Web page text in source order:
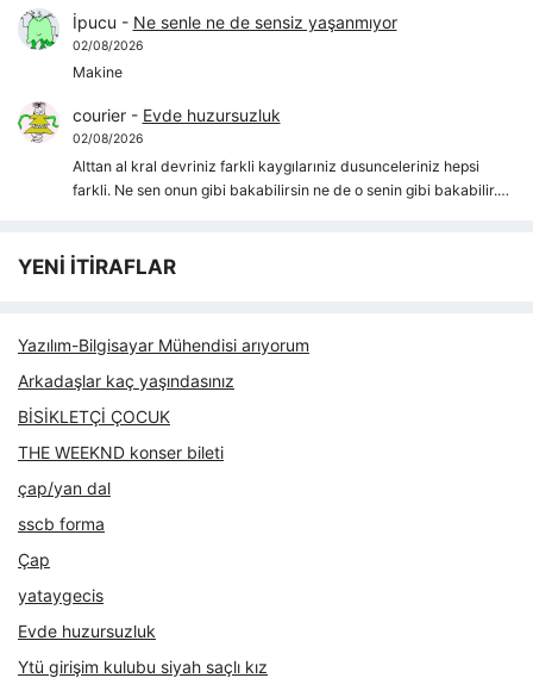
İpucu - Ne senle ne de sensiz yaşanmıyor
02/08/2026
Makine
courier- Evde huzursuzluk
02/08/2026
Alttan al kral devriniz farkli kaygılarıniz dusunceleriniz hepsi
farkli. Ne sen onun gibi bakabilirsin ne de o senin gibi bakabilir.…
YENİ İTİRAFLAR
Yazılım-Bilgisayar Mühendisi arıyorum
Arkadaşlar kaç yaşındasınız
BİSİKLETÇİ ÇOCUK
THE WEEKND konser bileti
çap/yan dal
sscb forma
Çap
yataygecis
Evde huzursuzluk
Ytü girişim kulubu siyah saçlı kız